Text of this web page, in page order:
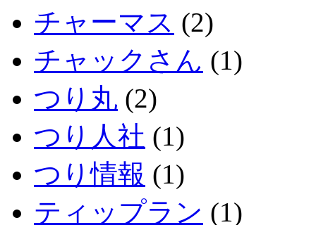
チャーマス (2)
チャックさん (1)
つり丸 (2)
つり人社 (1)
つり情報 (1)
ティップラン (1)